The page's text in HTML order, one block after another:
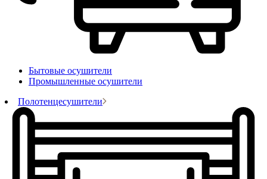
Бытовые осушители
Промышленные осушители
Полотенцесушители